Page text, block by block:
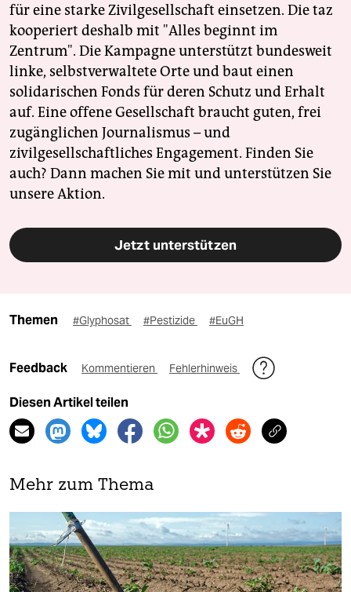
für eine starke Zivilgesellschaft einsetzen. Die taz
kooperiert deshalb mit "Alles beginnt im
Zentrum". Die Kampagne unterstützt bundesweit
linke, selbstverwaltete Orte und baut einen
solidarischen Fonds für deren Schutz und Erhalt
auf. Eine offene Gesellschaft braucht guten, frei
zugänglichen Journalismus – und
zivilgesellschaftliches Engagement. Finden Sie
auch? Dann machen Sie mit und unterstützen Sie
unsere Aktion.
Jetzt unterstützen
Themen #Glyphosat #Pestizide #EuGH
Feedback Kommentieren Fehlerhinweis
Diesen Artikel teilen
Mehr zum Thema